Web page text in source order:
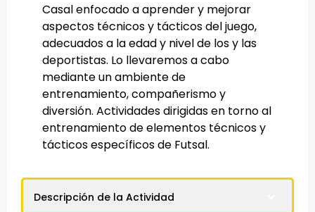
Casal enfocado a aprender y mejorar
aspectos técnicos y tácticos del juego,
adecuados a la edad y nivel de los y las
deportistas. Lo llevaremos a cabo
mediante un ambiente de
entrenamiento, compañerismo y
diversión. Actividades dirigidas en torno al
entrenamiento de elementos técnicos y
tácticos específicos de Futsal.
Descripción de la Actividad